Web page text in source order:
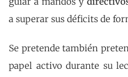
a superar sus déficits de
Se pretende también
papel activo durante su